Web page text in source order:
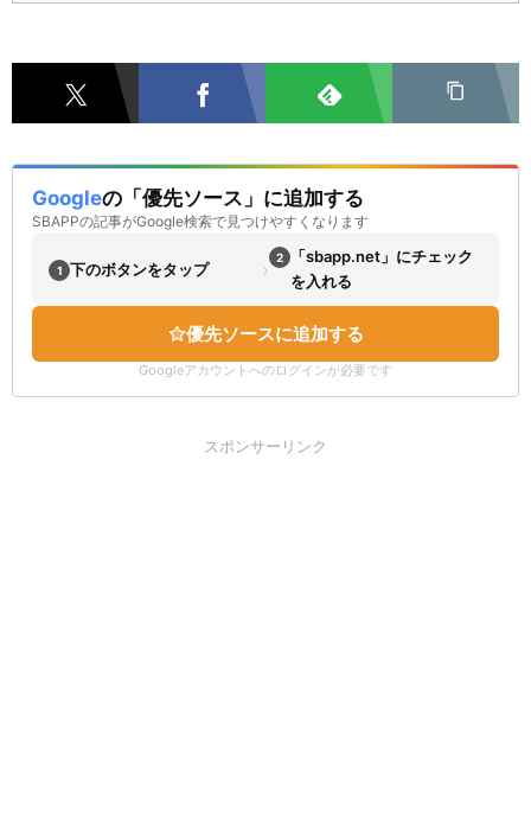
Googleの「優先ソース」に追加する
SBAPPの記事がGoogle検索で見つけやすくなります
1 下のボタンをタップ › 2
「sbapp.net」にチェック
を入れる
優先ソースに追加する
Googleアカウントへのログインが必要です
スポンサーリンク